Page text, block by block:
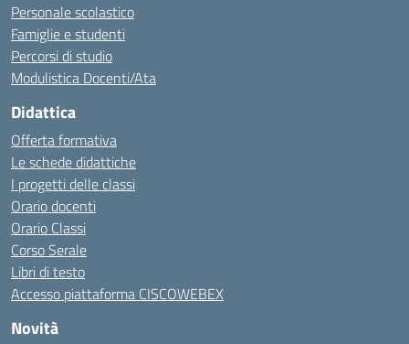
Personale scolastico
Famiglie e studenti
Percorsi di studio
Modulistica Docenti/Ata
Didattica
Offerta formativa
Le schede didattiche
I progetti delle classi
Orario docenti
Orario Classi
Corso Serale
Libri di testo
Accesso piattaforma CISCOWEBEX
Novità